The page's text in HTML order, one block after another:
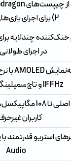
2) برای اجرای بازی‌های سنگین
چندلایه
در اجرای
144Hz و تاچ‌سمپلینگ تا 720Hz
دوربین اصلی تا
کاربران
Audio